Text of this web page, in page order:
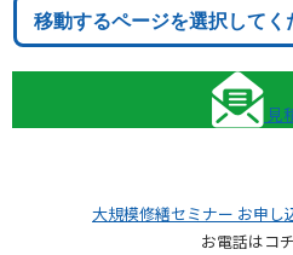
見
大規模修繕セミナー お申し
お電話はコ